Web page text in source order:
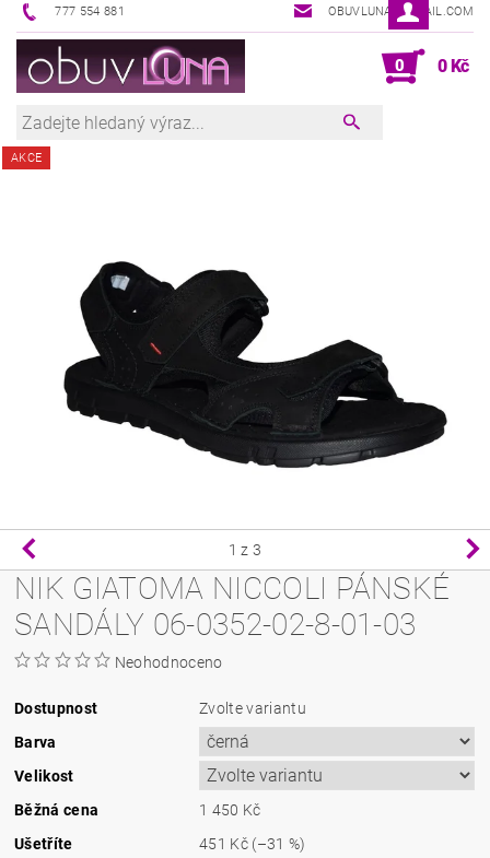
777 554 881 OBUVLUNA@GMAIL.COM
0 0 Kč
AKCE
1 z 3
NIK GIATOMA NICCOLI PÁNSKÉ
SANDÁLY 06-0352-02-8-01-03
Neohodnoceno
Dostupnost
Zvolte variantu
Barva
Velikost
Běžná cena
1 450 Kč
Ušetříte
451 Kč (–31 %)